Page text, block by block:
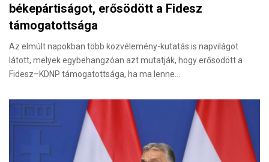
békepártiságot, erősödött a Fidesz
támogatottsága
Az elmúlt napokban több közvélemény-kutatás is napvilágot
látott, melyek egybehangzóan azt mutatják, hogy erősödött a
Fidesz–KDNP támogatottsága, ha ma lenne…